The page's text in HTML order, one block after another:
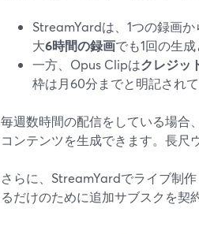
StreamYardは、1つの録画か
大6時間の録画でも1回の生
一方、Opus Clipはクレジッ
枠は月60分までと明記され
毎週数時間の配信をしている場合
コンテンツを生成できます。長尺
さらに、StreamYardでライブ制
るだけのために追加サブスクを契